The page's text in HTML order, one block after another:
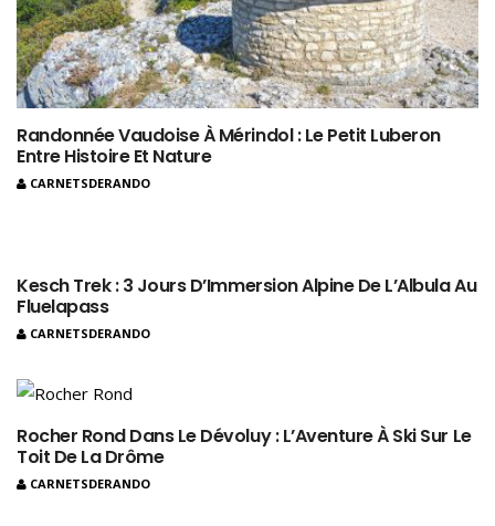
Randonnée Vaudoise À Mérindol : Le Petit Luberon
Entre Histoire Et Nature
CARNETSDERANDO
Kesch Trek : 3 Jours D’Immersion Alpine De L’Albula Au
Fluelapass
CARNETSDERANDO
Rocher Rond Dans Le Dévoluy : L’Aventure À Ski Sur Le
Toit De La Drôme
CARNETSDERANDO